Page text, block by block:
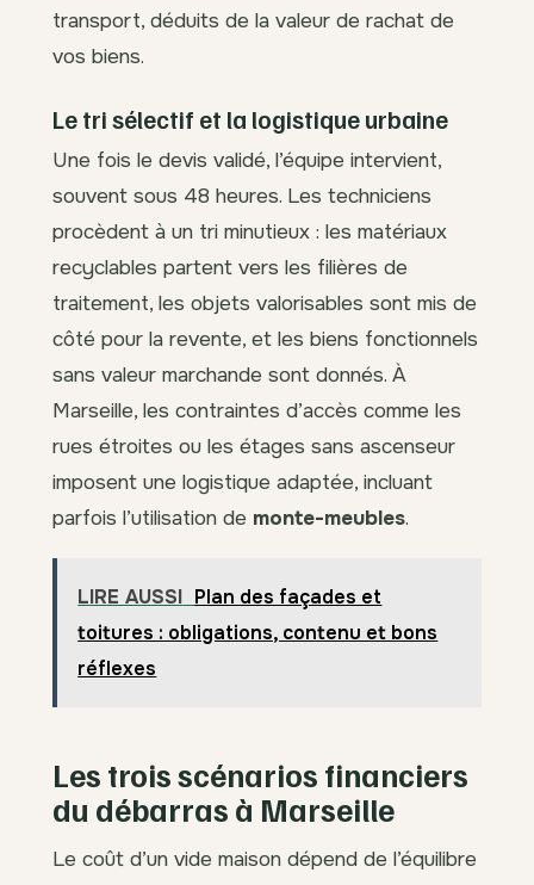
transport, déduits de la valeur de rachat de
vos biens.
Le tri sélectif et la logistique urbaine
Une fois le devis validé, l’équipe intervient,
souvent sous 48 heures. Les techniciens
procèdent à un tri minutieux : les matériaux
recyclables partent vers les filières de
traitement, les objets valorisables sont mis de
côté pour la revente, et les biens fonctionnels
sans valeur marchande sont donnés. À
Marseille, les contraintes d’accès comme les
rues étroites ou les étages sans ascenseur
imposent une logistique adaptée, incluant
parfois l’utilisation de monte-meubles.
LIRE AUSSI Plan des façades et
toitures : obligations, contenu et bons
réflexes
Les trois scénarios financiers
du débarras à Marseille
Le coût d’un vide maison dépend de l’équilibre